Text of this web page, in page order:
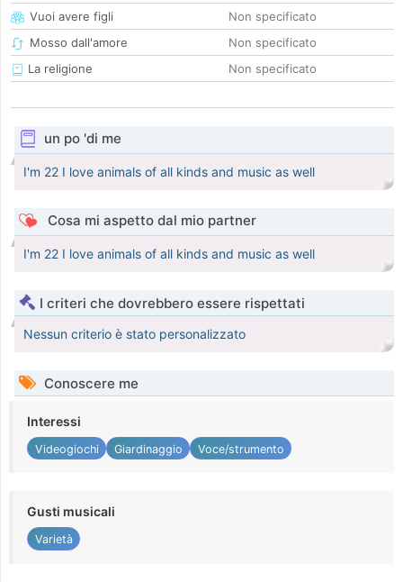
Vuoi avere figli
Non specificato
Mosso dall'amore
Non specificato
La religione
Non specificato
un po 'di me
I'm 22 I love animals of all kinds and music as well
Cosa mi aspetto dal mio partner
I'm 22 I love animals of all kinds and music as well
I criteri che dovrebbero essere rispettati
Nessun criterio è stato personalizzato
Conoscere me
Interessi
Videogiochi Giardinaggio Voce/strumento
Gusti musicali
Varietà